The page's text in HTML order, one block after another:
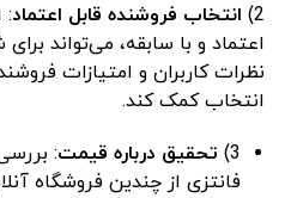
2) انتخاب فروشنده قابل اعتماد:
اعتماد و با سابقه، می‌تواند
نظرات کاربران و امتیازات
انتخاب کمک کند.
3) تحقیق درباره قیمت:
فانتزی از چندین فروشگاه